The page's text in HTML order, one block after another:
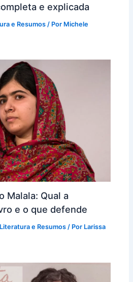
e explicada
e Resumos / Por Michele
Malala: Qual a
e o que defende
Literatura e Resumos / Por Larissa